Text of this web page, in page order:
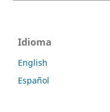
Idioma
English
Español